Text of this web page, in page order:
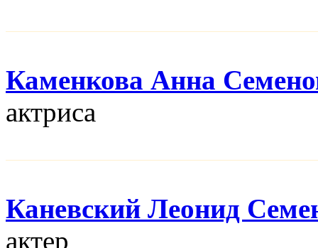
Каменкова Анна
актриса
Каневский Леонид
актер